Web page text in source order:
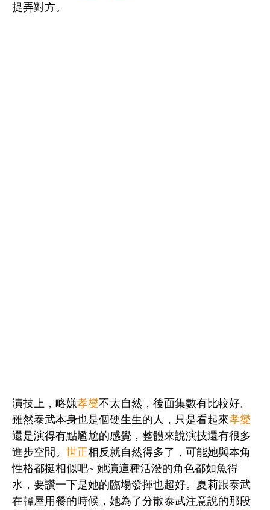
捉弄對方。
演技上，略嫌孝燮不太自然，後面集數有比較好。
雖然泰武本身也是個硬生生的人，只是看起來孝燮
還是演得有點尷尬的感覺，整體來說演技還有很多
進步空間。 世正相反就自然得多了，可能她與本角
性格都挺相似吧~ 她演這種活潑的角色都如魚得
水，要讚一下是她的臨場發揮也超好。夏莉跟泰武
在韓屋用餐的時候，她為了分散泰武注意說的那段